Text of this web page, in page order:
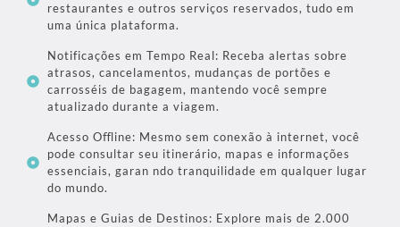
restaurantes e outros serviços reservados, tudo em
uma única plataforma.
Notificações em Tempo Real: Receba alertas sobre
atrasos, cancelamentos, mudanças de portões e
carrosséis de bagagem, mantendo você sempre
atualizado durante a viagem.
Acesso Oﬄine: Mesmo sem conexão à internet, você
pode consultar seu itinerário, mapas e informações
essenciais, garan ndo tranquilidade em qualquer lugar
do mundo.
Mapas e Guias de Destinos: Explore mais de 2.000